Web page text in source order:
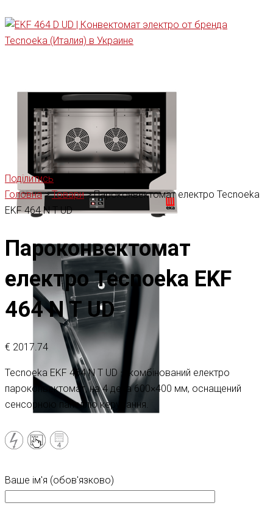
Поділитись
Головна>Товари>Пароконвектомат електро Tecnoeka
EKF 464 N T UD
Пароконвектомат
електро Tecnoeka EKF
464 N T UD
€ 2017.74
Tecnoeka EKF 464 N T UD – комбінований електро
пароконвектомат, на 4 дека 600×400 мм, оснащений
сенсорною панеллю керування.
Ваше ім'я (обов'язково)